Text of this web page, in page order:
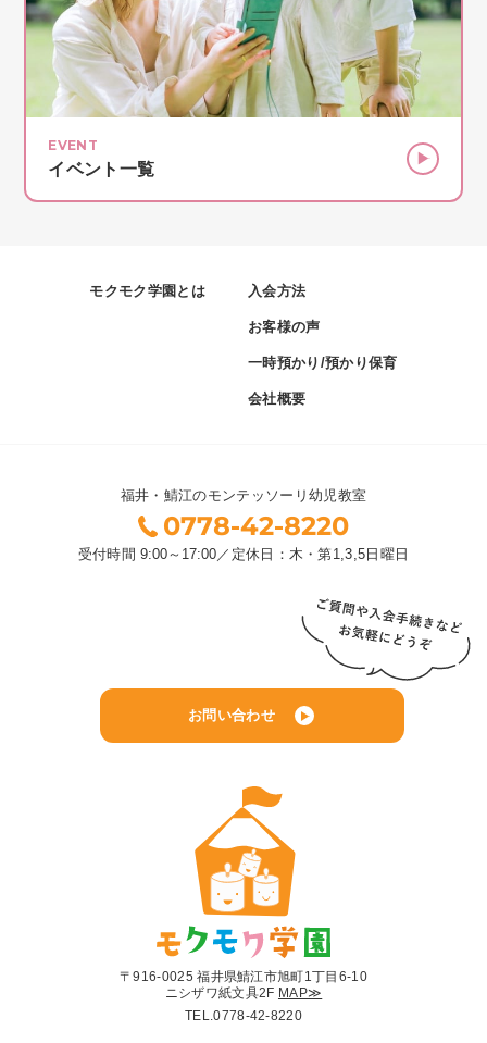
EVENT
イベント一覧
モクモク学園とは 入会方法
お客様の声
一時預かり/預かり保育
会社概要
福井・鯖江のモンテッソーリ幼児教室
0778-42-8220
受付時間9:00～17:00 ／ 定休日：木・第1,3,5日曜日
お問い合わせ
〒916-0025 福井県鯖江市旭町1丁目6-10
ニシザワ紙文具2F MAP≫
TEL.0778-42-8220